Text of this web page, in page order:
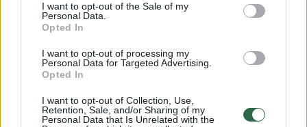
I want to opt-out of the Sale of my
Personal Data.
Opted In
I want to opt-out of processing my
Personal Data for Targeted Advertising.
Opted In
I want to opt-out of Collection, Use,
Retention, Sale, and/or Sharing of my
Personal Data that Is Unrelated with the